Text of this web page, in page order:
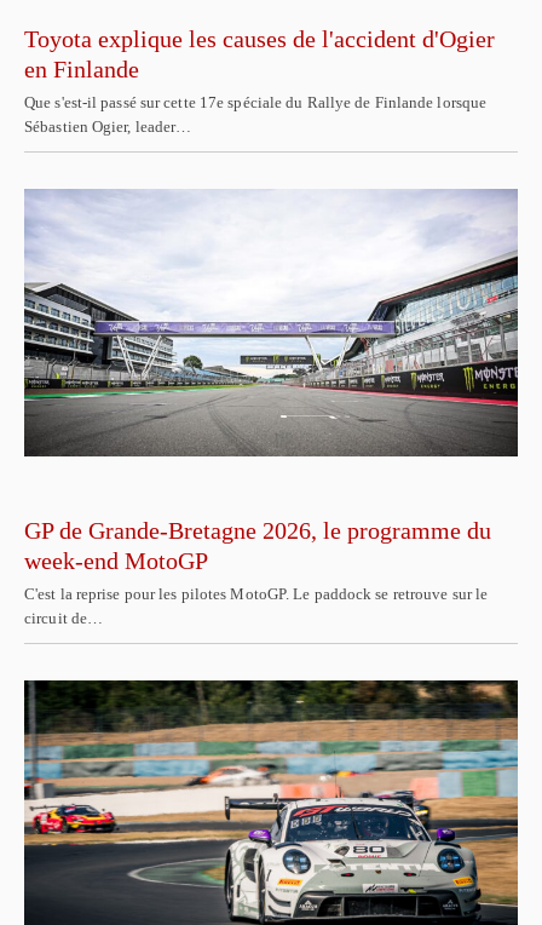
Toyota explique les causes de l'accident d'Ogier
en Finlande
Que s'est-il passé sur cette 17e spéciale du Rallye de Finlande lorsque
Sébastien Ogier, leader…
GP de Grande-Bretagne 2026, le programme du
week-end MotoGP
C'est la reprise pour les pilotes MotoGP. Le paddock se retrouve sur le
circuit de…